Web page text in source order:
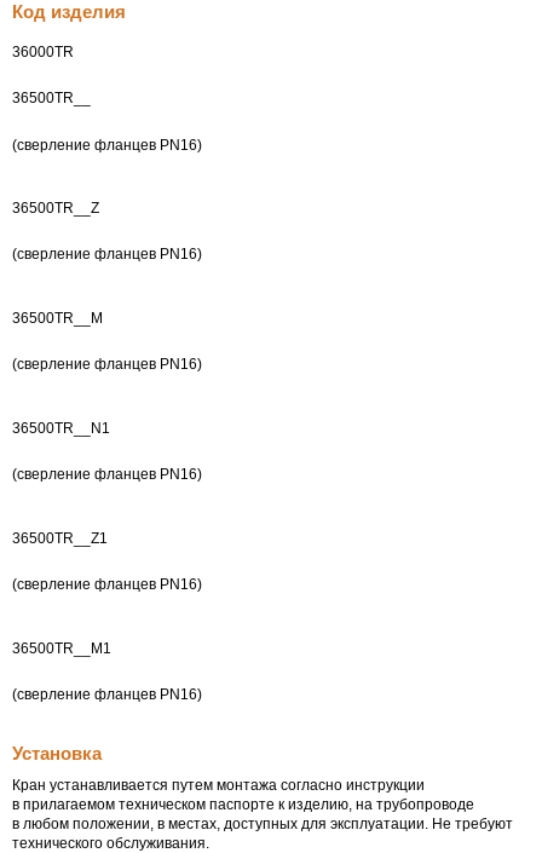
Код изделия
36000TR
36500TR__
(сверление фланцев PN16)
36500TR__Z
(сверление фланцев PN16)
36500TR__М
(сверление фланцев PN16)
36500TR__N1
(сверление фланцев PN16)
36500TR__Z1
(сверление фланцев PN16)
36500TR__М1
(сверление фланцев PN16)
Установка
Кран устанавливается путем монтажа согласно инструкции
в прилагаемом техническом паспорте к изделию, на трубопроводе
в любом положении, в местах, доступных для эксплуатации. Не требуют
технического обслуживания.